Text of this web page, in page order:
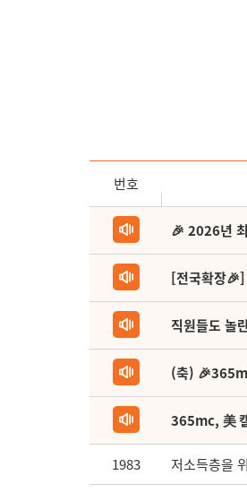
번호
🎉 2026년
[전국확장
직원들도 놀
(축)
365mc, 美
1983 저소득층을